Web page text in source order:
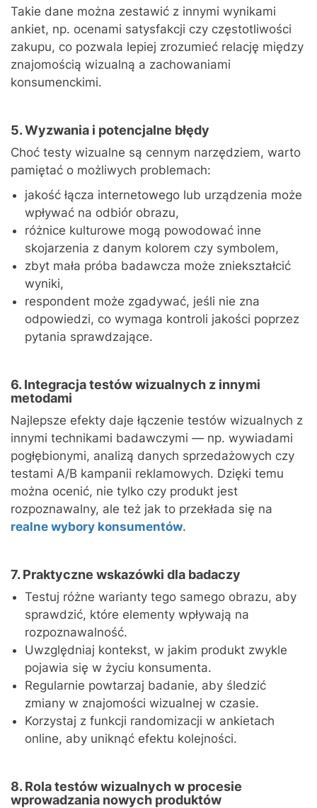
Takie dane można zestawić z innymi wynikami
ankiet, np. ocenami satysfakcji czy częstotliwości
zakupu, co pozwala lepiej zrozumieć relację między
znajomością wizualną a zachowaniami
konsumenckimi.
5. Wyzwania i potencjalne błędy
Choć testy wizualne są cennym narzędziem, warto
pamiętać o możliwych problemach:
jakość łącza internetowego lub urządzenia może
wpływać na odbiór obrazu,
różnice kulturowe mogą powodować inne
skojarzenia z danym kolorem czy symbolem,
zbyt mała próba badawcza może zniekształcić
wyniki,
respondent może zgadywać, jeśli nie zna
odpowiedzi, co wymaga kontroli jakości poprzez
pytania sprawdzające.
6. Integracja testów wizualnych z innymi
metodami
Najlepsze efekty daje łączenie testów wizualnych z
innymi technikami badawczymi — np. wywiadami
pogłębionymi, analizą danych sprzedażowych czy
testami A/B kampanii reklamowych. Dzięki temu
można ocenić, nie tylko czy produkt jest
rozpoznawalny, ale też jak to przekłada się na
realne wybory konsumentów.
7. Praktyczne wskazówki dla badaczy
Testuj różne warianty tego samego obrazu, aby
sprawdzić, które elementy wpływają na
rozpoznawalność.
Uwzględniaj kontekst, w jakim produkt zwykle
pojawia się w życiu konsumenta.
Regularnie powtarzaj badanie, aby śledzić
zmiany w znajomości wizualnej w czasie.
Korzystaj z funkcji randomizacji w ankietach
online, aby uniknąć efektu kolejności.
8. Rola testów wizualnych w procesie
wprowadzania nowych produktów